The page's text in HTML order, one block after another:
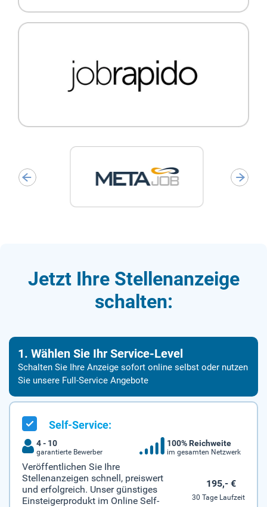
Jetzt Ihre Stellenanzeige
schalten:
1. Wählen Sie Ihr Service-Level
Schalten Sie Ihre Anzeige sofort online selbst oder nutzen
Sie unsere Full-Service Angebote
Self-Service:
4 - 10
garantierte Bewerber
100% Reichweite
im gesamten Netzwerk
Veröffentlichen Sie Ihre
Stellenanzeigen schnell, preiswert
und erfolgreich. Unser günstiges
Einsteigerprodukt im Online Self-
195,- €
30 Tage Laufzeit